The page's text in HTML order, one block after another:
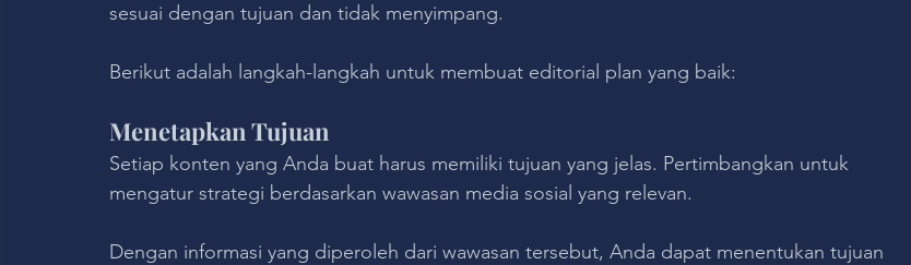
sesuai dengan tujuan dan tidak menyimpang.
Berikut adalah langkah-langkah untuk membuat editorial plan yang baik:
Menetapkan Tujuan
Setiap konten yang Anda buat harus memiliki tujuan yang jelas. Pertimbangkan untuk
mengatur strategi berdasarkan wawasan media sosial yang relevan.
Dengan informasi yang diperoleh dari wawasan tersebut, Anda dapat menentukan tujuan